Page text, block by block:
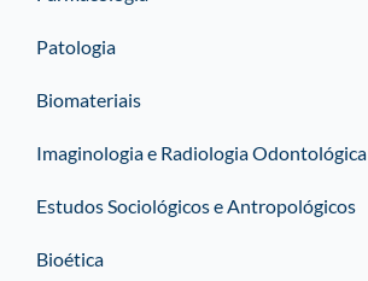
Patologia
Biomateriais
Imaginologia e Radiologia Odontológica
Estudos Sociológicos e Antropológicos
Bioética